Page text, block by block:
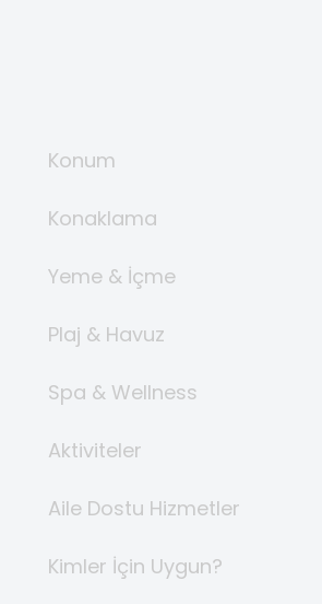
Konum
Konaklama
Yeme & İçme
Plaj & Havuz
Spa & Wellness
Aktiviteler
Aile Dostu Hizmetler
Kimler İçin Uygun?